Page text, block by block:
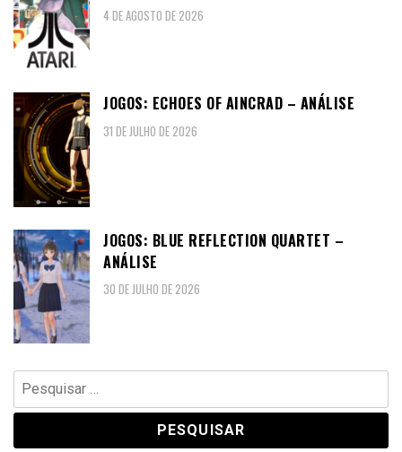
4 DE AGOSTO DE 2026
JOGOS: ECHOES OF AINCRAD – ANÁLISE
31 DE JULHO DE 2026
JOGOS: BLUE REFLECTION QUARTET –
ANÁLISE
30 DE JULHO DE 2026
Pesquisar
por: